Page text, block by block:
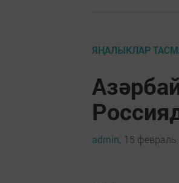
ЯҢАЛЫКЛАР
admin, 15 февраль